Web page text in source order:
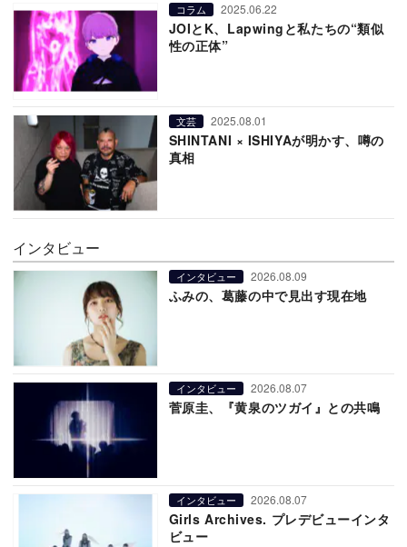
コラム 2025.06.22
JOIとK、Lapwingと私たちの“類似
性の正体”
文芸 2025.08.01
SHINTANI × ISHIYAが明かす、噂の
真相
インタビュー
インタビュー 2026.08.09
ふみの、葛藤の中で見出す現在地
インタビュー 2026.08.07
菅原圭、『黄泉のツガイ』との共鳴
インタビュー 2026.08.07
Girls Archives. プレデビューインタ
ビュー